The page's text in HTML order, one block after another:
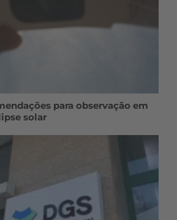
para observação em
solar